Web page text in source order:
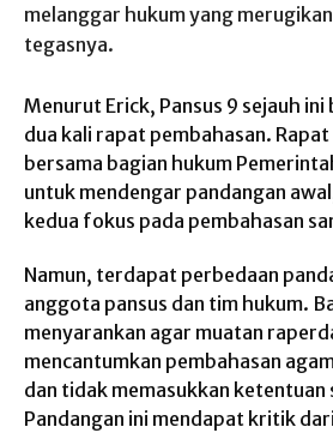
melanggar hukum yang
tegasnya.
Menurut Erick, Pansus 9 sejauh ini
dua kali rapat pembahasan.
bersama bagian hukum
untuk mendengar pandangan
kedua fokus pada pembahasan
Namun, terdapat perbedaan
anggota pansus dan tim hukum.
menyarankan agar muatan
mencantumkan pembahasan
dan tidak memasukkan ketentuan
Pandangan ini mendapat kritik